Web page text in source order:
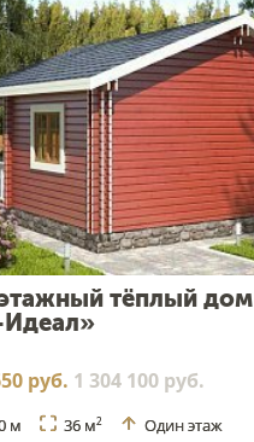
тёплый дом
руб. 1 304 100 руб.
м 36 м2 Один этаж